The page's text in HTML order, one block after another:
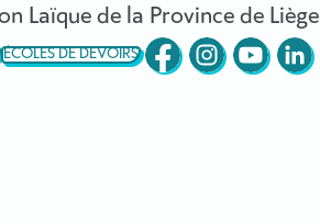
Laïque de la Province de Liège
ÉCOLES DE DEVOIRS